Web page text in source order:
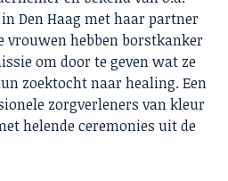
Den Haag met haar partner
vrouwen hebben borstkanker
om door te geven wat ze
zoektocht naar healing. Een
zorgverleners van kleur
helende ceremonies uit de